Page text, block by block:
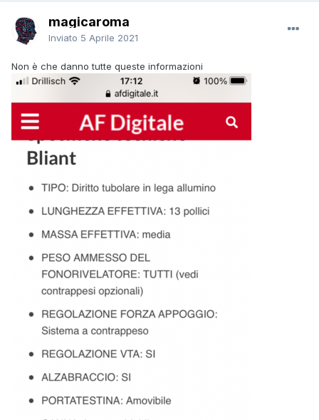
magicaroma
Inviato 5 Aprile 2021
Non è che danno tutte queste informazioni